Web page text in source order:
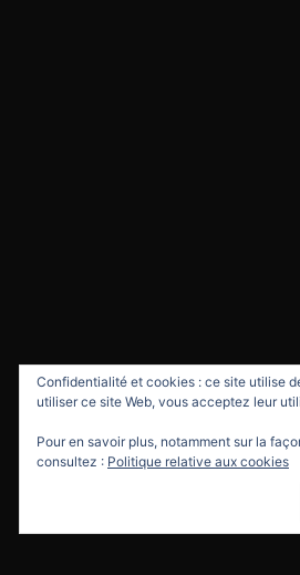
Confidentialité et cookies : ce site utilise
utiliser ce site Web, vous acceptez leur
Pour en savoir plus, notamment sur la
consultez : Politique relative aux cookies